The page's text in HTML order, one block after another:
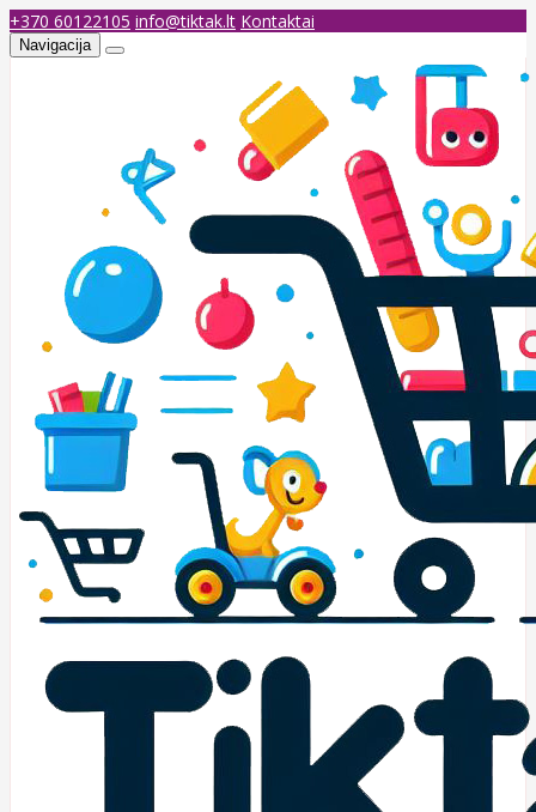
+370 60122105 info@tiktak.lt Kontaktai
Navigacija